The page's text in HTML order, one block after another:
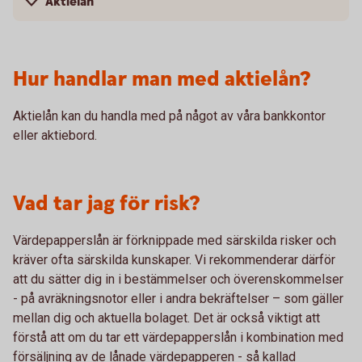
Hur handlar man med aktielån?
Aktielån kan du handla med på något av våra bankkontor
eller aktiebord.
Vad tar jag för risk?
Värdepapperslån är förknippade med särskilda risker och
kräver ofta särskilda kunskaper. Vi rekommenderar därför
att du sätter dig in i bestämmelser och överenskommelser
- på avräkningsnotor eller i andra bekräftelser – som gäller
mellan dig och aktuella bolaget. Det är också viktigt att
förstå att om du tar ett värdepapperslån i kombination med
försäljning av de lånade värdepapperen - så kallad